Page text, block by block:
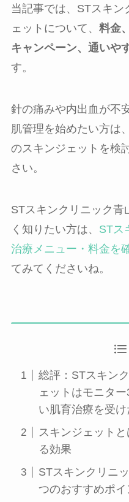
当記事では、STスキン
ェットについて、 料金
キャンペーン、通いや
す。
針の痛みや内出血が不
肌管理を始めたい方は
のスキンジェットを検
さい。
STスキンクリニック青
く知りたい方は、 STス
治療メニュー・料金を
てみてくださいね。
総評：STスキン
ェットはモニタ
い肌育治療を受
スキンジェット
る効果
STスキンクリニ
つのおすすめポイ